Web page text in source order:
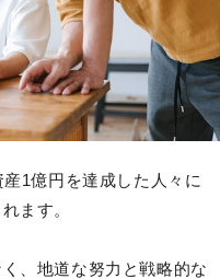
1億円を達成した人々に
ます。
、地道な努力と戦略的な